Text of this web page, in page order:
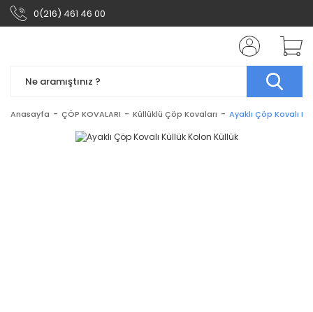
0(216) 461 46 00
Anasayfa ÇÖP KOVALARI Küllüklü Çöp Kovaları Ayaklı Çöp Kovalı